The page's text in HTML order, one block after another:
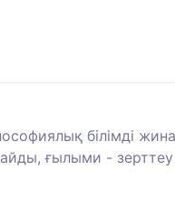
білімді
ғылыми - зерттеу